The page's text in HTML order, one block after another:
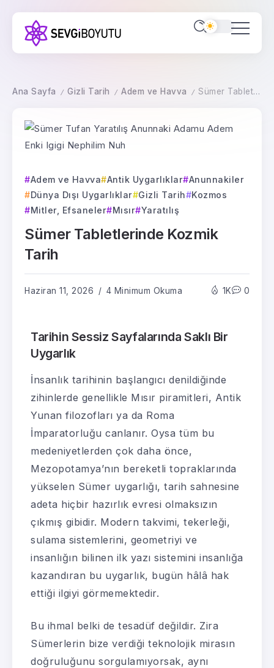
Ana Sayfa / Gizli Tarih / Adem ve Havva / Sümer Tabletlerinde Kozmik Tarih
Adem ve Havva Antik Uygarlıklar Anunnakiler
Dünya Dışı Uygarlıklar
Gizli Tarih
Kozmos
Mitler, Efsaneler
Mısır Yaratılış
Sümer Tabletlerinde Kozmik
Tarih
Haziran 11, 2026 4 Minimum Okuma 1K 0
Tarihin Sessiz Sayfalarında Saklı Bir
Uygarlık
İnsanlık tarihinin başlangıcı denildiğinde
zihinlerde genellikle Mısır piramitleri, Antik
Yunan filozofları ya da Roma
İmparatorluğu canlanır. Oysa tüm bu
medeniyetlerden çok daha önce,
Mezopotamya’nın bereketli topraklarında
yükselen Sümer uygarlığı, tarih sahnesine
adeta hiçbir hazırlık evresi olmaksızın
çıkmış gibidir. Modern takvimi, tekerleği,
sulama sistemlerini, geometriyi ve
insanlığın bilinen ilk yazı sistemini insanlığa
kazandıran bu uygarlık, bugün hâlâ hak
ettiği ilgiyi görmemektedir.
Bu ihmal belki de tesadüf değildir. Zira
Sümerlerin bize verdiği teknolojik mirasın
doğruluğunu sorgulamıyorsak, aynı